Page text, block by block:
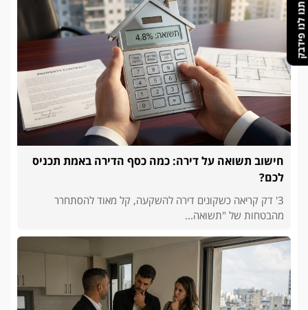
תנו לנו פידבק
חישוב תשואה על דירה: כמה כסף הדירה באמת תכניס
לכם?
3' דק קריאה כשקונים דירה להשקעה, קל מאוד להסתחרר
מהבטחות של "תשואה...